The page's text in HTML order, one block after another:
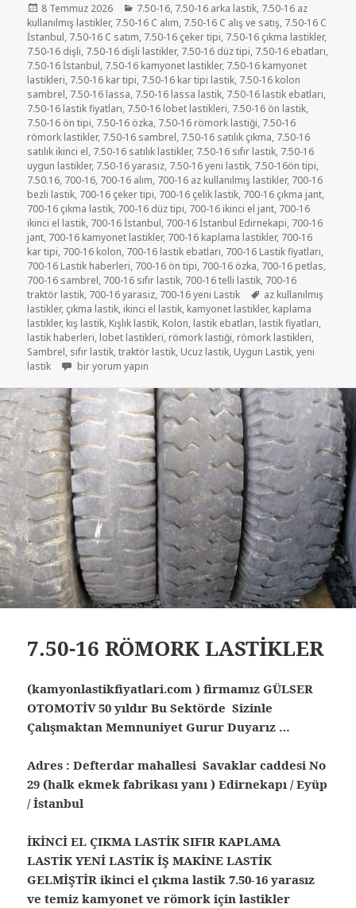
Yayın
tarihi
8 Temmuz 2026 Kategoriler
7.50-16, 7.50-16 arka lastik, 7.50-16 az
kullanılmış lastikler, 7.50-16 C alım, 7.50-16 C alış ve satış, 7.50-16 C
İstanbul, 7.50-16 C satım, 7.50-16 çeker tipi, 7.50-16 çıkma lastikler,
7.50-16 dişli, 7.50-16 dişli lastikler, 7.50-16 düz tipi, 7.50-16 ebatları,
7.50-16 İstanbul, 7.50-16 kamyonet lastikler, 7.50-16 kamyonet
lastikleri, 7.50-16 kar tipi, 7.50-16 kar tipi lastik, 7.50-16 kolon
sambrel, 7.50-16 lassa, 7.50-16 lassa lastik, 7.50-16 lastik ebatları,
7.50-16 lastik fiyatları, 7.50-16 lobet lastikleri, 7.50-16 ön lastik,
7.50-16 ön tipi, 7.50-16 özka, 7.50-16 römork lastiği, 7.50-16
römork lastikler, 7.50-16 sambrel, 7.50-16 satılık çıkma, 7.50-16
satılık ikinci el, 7.50-16 satılık lastikler, 7.50-16 sıfır lastik, 7.50-16
uygun lastikler, 7.50-16 yarasız, 7.50-16 yeni lastik, 7.50-16ön tipi,
7.50.16, 700-16, 700-16 alım, 700-16 az kullanılmış lastikler, 700-16
bezli lastik, 700-16 çeker tipi, 700-16 çelik lastik, 700-16 çıkma jant,
700-16 çıkma lastik, 700-16 düz tipi, 700-16 ikinci el jant, 700-16
ikinci el lastik, 700-16 İstanbul, 700-16 İstanbul Edirnekapi, 700-16
jant, 700-16 kamyonet lastikler, 700-16 kaplama lastikler, 700-16
kar tipi, 700-16 kolon, 700-16 lastik ebatları, 700-16 Lastik fiyatları,
700-16 Lastik haberleri, 700-16 ön tipi, 700-16 özka, 700-16 petlas,
700-16 sambrel, 700-16 sıfır lastik, 700-16 telli lastik, 700-16
traktör lastik, 700-16 yarasiz, 700-16 yeni Lastik Etiketler
az kullanılmış
lastikler, çıkma lastik, ikinci el lastik, kamyonet lastikler, kaplama
lastikler, kış lastik, Kışlık lastik, Kolon, lastik ebatları, lastik fiyatları,
lastik haberleri, lobet lastikleri, römork lastiği, römork lastikleri,
Sambrel, sıfır lastik,traktör lastik, Ucuz lastik, Uygun Lastik,yeni
lastik
7-50R16 ÇIKMA KAMYONET LASTİKLER için
bir yorum yapın
7.50-16 RÖMORK LASTİKLER
(kamyonlastikfiyatlari.com ) firmamız GÜLSER
OTOMOTİV 50 yıldır Bu Sektörde Sizinle
Çalışmaktan Memnuniyet Gurur Duyarız …
Adres : Defterdar mahallesi Savaklar caddesi No
29 (halk ekmek fabrikası yanı ) Edirnekapı / Eyüp
/ İstanbul
İKİNCİ EL ÇIKMA LASTİK SIFIR KAPLAMA
LASTİK YENİ LASTİK İŞ MAKİNE LASTİK
GELMİŞTİR ikinci el çıkma lastik 7.50-16 yarasız
ve temiz kamyonet ve römork için lastikler